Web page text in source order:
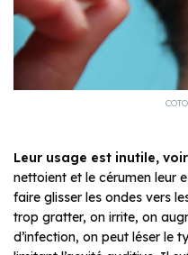
Leur usage est inutile,
nettoient et le cérumen leur
faire glisser les ondes vers
trop gratter, on irrite, on
d’infection, on peut léser le